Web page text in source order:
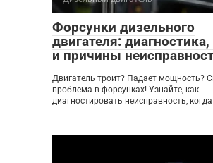
Форсунки дизельного
двигателя:
и причины
Двигатель троит? Падает мощность?
проблема в форсунках! Узнайте, как
диагностировать неисправность, когда